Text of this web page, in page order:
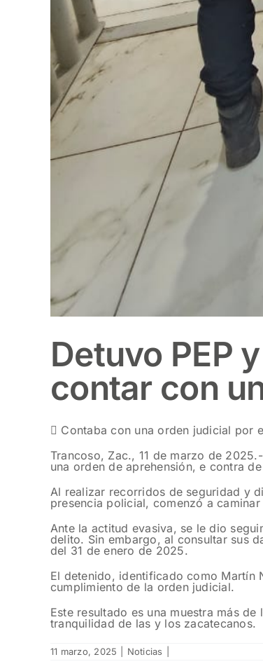
Detuvo PEP
contar con
 Contaba con una orden judicial por
Trancoso, Zac., 11 de marzo de
una orden de aprehensión, e contra
Al realizar recorridos de seguridad y
presencia policial, comenzó a
Ante la actitud evasiva, se le dio
delito. Sin embargo, al consultar sus
del 31 de enero de 2025.
El detenido, identificado como Martín
cumplimiento de la orden judicial.
Este resultado es una muestra más
tranquilidad de las y los zacatecanos.
11 marzo, 2025 Noticias